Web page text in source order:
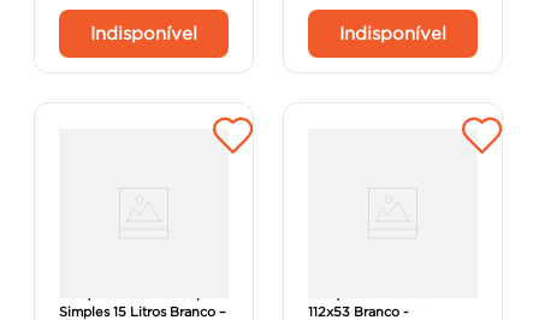
Indisponível Indisponível
Simples 15 Litros Branco –
112x53 Branco -